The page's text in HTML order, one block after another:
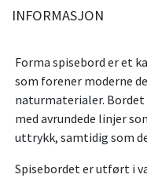
INFORMASJON
Forma spisebord er et
som forener moderne
naturmaterialer.
med avrundede linjer
uttrykk, samtidig som
Spisebordet er utført i